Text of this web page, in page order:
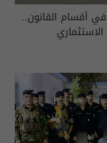
أقسام القانون..